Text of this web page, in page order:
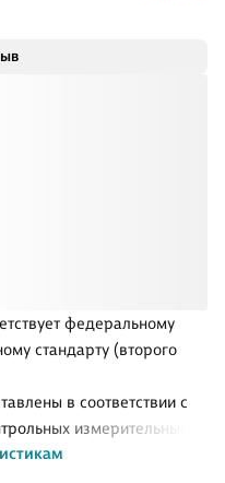
федеральному
стандарту (второго
в соответствии с
измерительных
к каждому